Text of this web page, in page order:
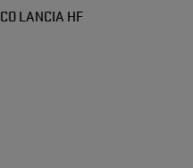
LANCIA HF